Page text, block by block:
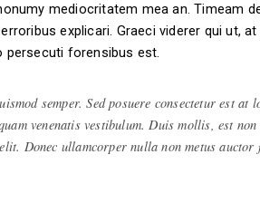
mediocritatem mea an. Timeam
explicari. Graeci viderer qui ut,
persecuti forensibus est.
semper. Sed posuere consectetur est at
venenatis vestibulum. Duis mollis, est
Donec ullamcorper nulla non metus